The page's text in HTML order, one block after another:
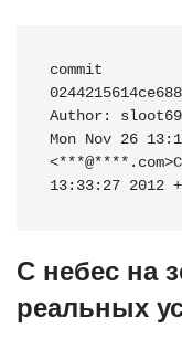
commit
Author: sloot69
Mon Nov 26
13:33:27 2012
С небес на
реальных